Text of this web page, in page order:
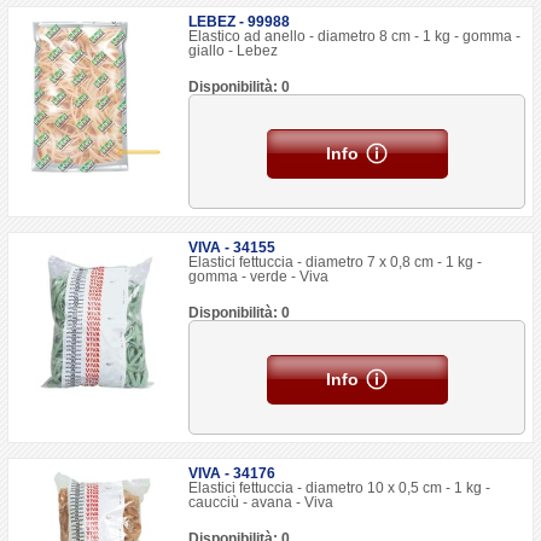
LEBEZ - 99988
Elastico ad anello - diametro 8 cm - 1 kg - gomma -
giallo - Lebez
Disponibilità: 0
Info
VIVA - 34155
Elastici fettuccia - diametro 7 x 0,8 cm - 1 kg -
gomma - verde - Viva
Disponibilità: 0
Info
VIVA - 34176
Elastici fettuccia - diametro 10 x 0,5 cm - 1 kg -
caucciù - avana - Viva